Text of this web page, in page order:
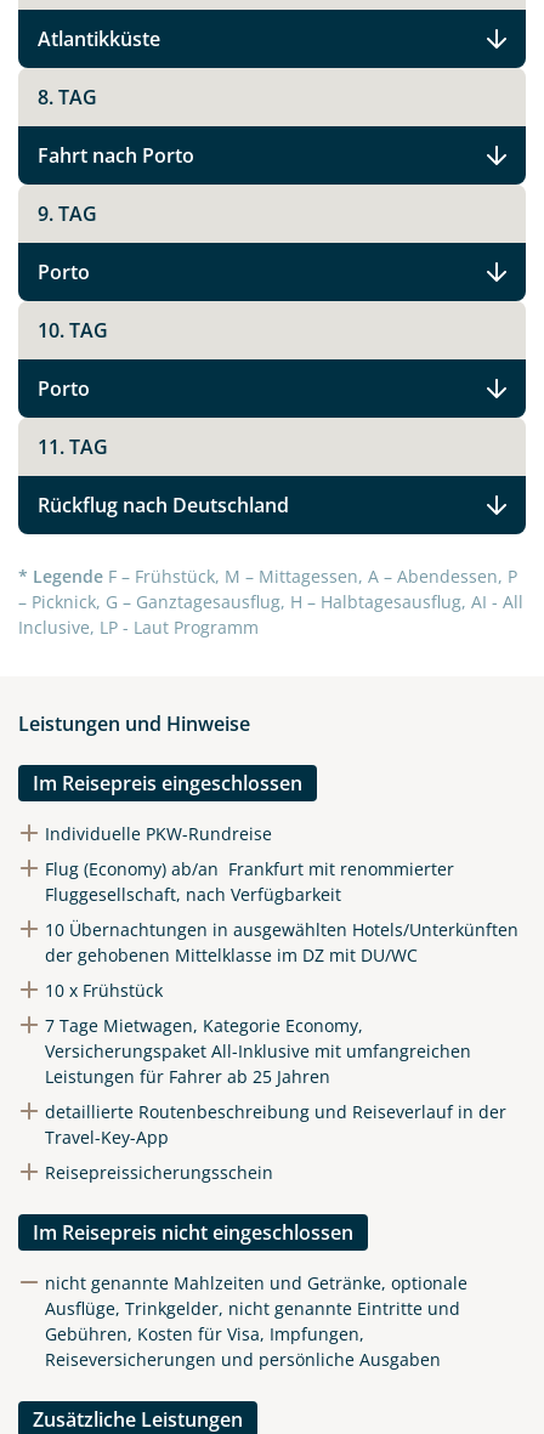
Atlantikküste
8. TAG
Fahrt nach Porto
9. TAG
Porto
10. TAG
Porto
11. TAG
Rückflug nach Deutschland
* Legende F – Frühstück, M – Mittagessen, A – Abendessen, P
– Picknick, G – Ganztagesausflug, H – Halbtagesausflug, AI - All
Inclusive, LP - Laut Programm
Leistungen und Hinweise
Im Reisepreis eingeschlossen
Individuelle PKW-Rundreise
Flug (Economy) ab/an Frankfurt mit renommierter
Fluggesellschaft, nach Verfügbarkeit
10 Übernachtungen in ausgewählten Hotels/Unterkünften
der gehobenen Mittelklasse im DZ mit DU/WC
10 x Frühstück
7 Tage Mietwagen, Kategorie Economy,
Versicherungspaket All-Inklusive mit umfangreichen
Leistungen für Fahrer ab 25 Jahren
detaillierte Routenbeschreibung und Reiseverlauf in der
Travel-Key-App
Reisepreissicherungsschein
Im Reisepreis nicht eingeschlossen
nicht genannte Mahlzeiten und Getränke, optionale
Ausflüge, Trinkgelder, nicht genannte Eintritte und
Gebühren, Kosten für Visa, Impfungen,
Reiseversicherungen und persönliche Ausgaben
Zusätzliche Leistungen